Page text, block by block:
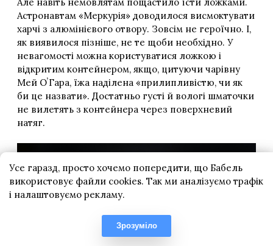
Усе гаразд, просто хочемо попередити, що Бабель
використовує файли cookies. Так ми аналізуємо трафік
і налаштовуємо рекламу.
Зрозуміло